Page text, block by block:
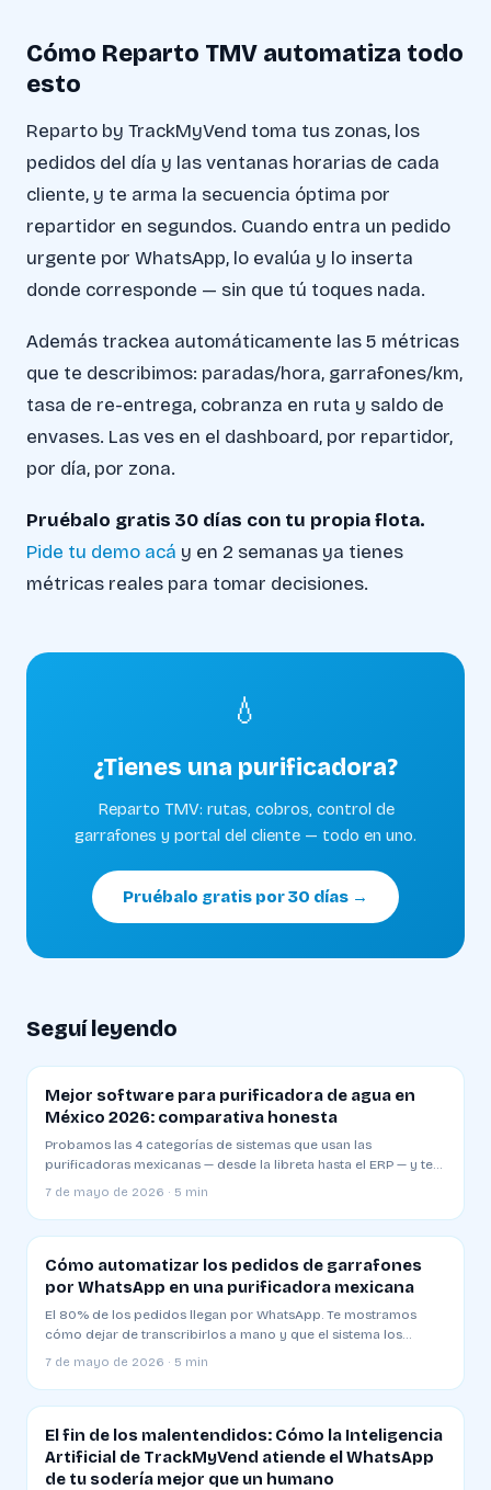
Cómo Reparto TMV automatiza todo
esto
Reparto by TrackMyVend toma tus zonas, los
pedidos del día y las ventanas horarias de cada
cliente, y te arma la secuencia óptima por
repartidor en segundos. Cuando entra un pedido
urgente por WhatsApp, lo evalúa y lo inserta
donde corresponde — sin que tú toques nada.
Además trackea automáticamente las 5 métricas
que te describimos: paradas/hora, garrafones/km,
tasa de re-entrega, cobranza en ruta y saldo de
envases. Las ves en el dashboard, por repartidor,
por día, por zona.
Pruébalo gratis 30 días con tu propia flota.
Pide tu demo acá y en 2 semanas ya tienes
métricas reales para tomar decisiones.
💧
¿Tienes una purificadora?
Reparto TMV: rutas, cobros, control de
garrafones y portal del cliente — todo en uno.
Pruébalo gratis por 30 días →
Seguí leyendo
Mejor software para purificadora de agua en
México 2026: comparativa honesta
Probamos las 4 categorías de sistemas que usan las
purificadoras mexicanas — desde la libreta hasta el ERP — y te
decimos cuál sirve para qué etapa de tu negocio.
7 de mayo de 2026 · 5 min
Cómo automatizar los pedidos de garrafones
por WhatsApp en una purificadora mexicana
El 80% de los pedidos llegan por WhatsApp. Te mostramos
cómo dejar de transcribirlos a mano y que el sistema los
cargue, asigne ruta y confirme al cliente — sin que toques una
7 de mayo de 2026 · 5 min
El fin de los malentendidos: Cómo la Inteligencia
Artificial de TrackMyVend atiende el WhatsApp
de tu sodería mejor que un humano